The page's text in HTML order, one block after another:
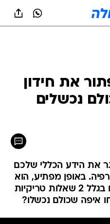
את חידון
נכשלים
את הידע הכללי שלכם
באופן מפתיע, הוא
הצליח להפיל רבים וטובים בגלל 2 שאלות טריקיות
איפה שכולם נכשלו?